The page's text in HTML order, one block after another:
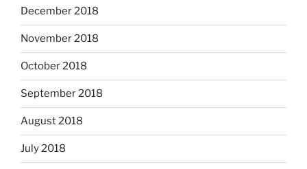
December 2018
November 2018
October 2018
September 2018
August 2018
July 2018